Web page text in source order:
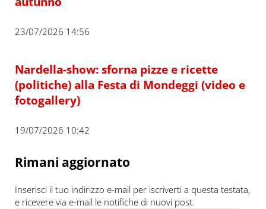
23/07/2026 14:56
Nardella-show: sforna pizze e ricette
(politiche) alla Festa di Mondeggi (video e
fotogallery)
19/07/2026 10:42
Rimani aggiornato
Inserisci il tuo indirizzo e-mail per iscriverti a questa testata,
e ricevere via e-mail le notifiche di nuovi post.